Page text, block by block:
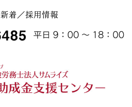
新着／採用情報